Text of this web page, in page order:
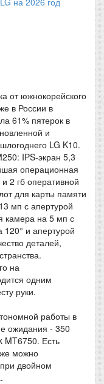
от южнокорейского
в России в
61% пятерок в
и
LG K10.
IPS-экран 5,3
операционная
2 гб оперативной
для карты памяти
мп с апертурой
камера на 5 мп с
120° и апертурой
деталей,
на
одним
руки.
работы в
ожидания - 350
MT6750. Есть
можно
двойном